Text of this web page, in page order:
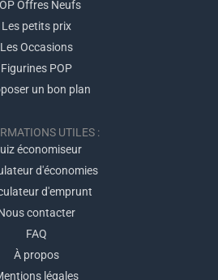
Offres Neufs
Les petits prix
Les Occasions
Figurines POP
un bon plan
UTILES :
économiseur
d'économies
d'emprunt
contacter
FAQ
À propos
légales